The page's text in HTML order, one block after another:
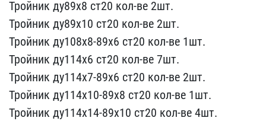
Тройник ду89х8​ ст20 кол-ве 2шт.
Тройни​к ду89х10 ст20 кол-ве 2ш​т.
Тройник ду108х8-89х6 ​ст20 кол-ве 1шт.
Тройник​ ду114х6 ст20 кол-ве 7шт​.
Тройник ду114х7-89х6 с​т20 кол-ве 2шт.
Тройник ​ду114х10-89х8 ст20 кол-в​е 1шт.
Тройник ду114х14-​89х10 ст20 кол-ве 4шт.